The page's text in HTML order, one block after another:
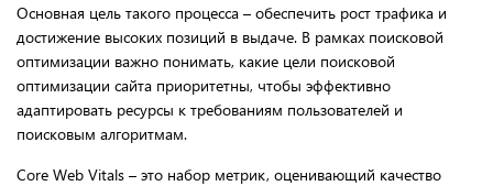
Основная цель такого процесса – обеспечить рост трафика и
достижение высоких позиций в выдаче. В рамках поисковой
оптимизации важно понимать, какие цели поисковой
оптимизации сайта приоритетны, чтобы эффективно
адаптировать ресурсы к требованиям пользователей и
поисковым алгоритмам.
Core Web Vitals – это набор метрик, оценивающий качество